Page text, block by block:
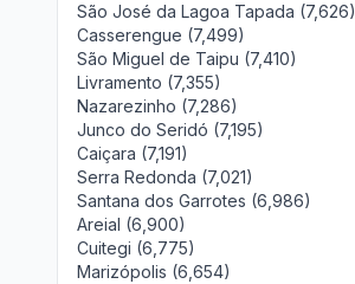
São José da Lagoa Tapada (7,626)
Casserengue (7,499)
São Miguel de Taipu (7,410)
Livramento (7,355)
Nazarezinho (7,286)
Junco do Seridó (7,195)
Caiçara (7,191)
Serra Redonda (7,021)
Santana dos Garrotes (6,986)
Areial (6,900)
Cuitegi (6,775)
Marizópolis (6,654)